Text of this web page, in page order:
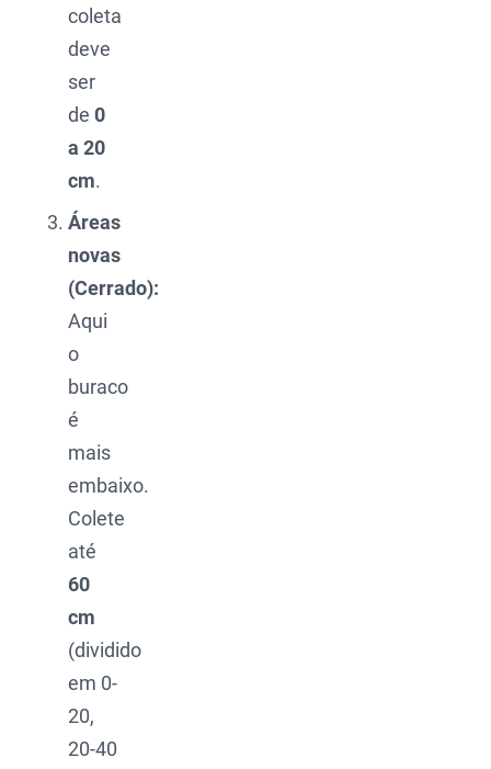
coleta
deve
ser
de0
a 20
cm.
Áreas
novas
(Cerrado):
Aqui
o
buraco
é
mais
embaixo.
Colete
até
60
cm
(dividido
em 0-
20,
20-40